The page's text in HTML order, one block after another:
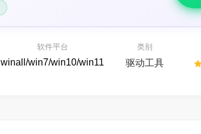
软件平台
winall/win7/win10/win11
类别
驱动工具
备份还原